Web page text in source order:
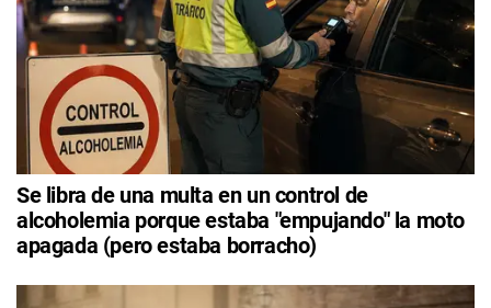
Se libra de una multa en un control de
alcoholemia porque estaba "empujando" la moto
apagada (pero estaba borracho)